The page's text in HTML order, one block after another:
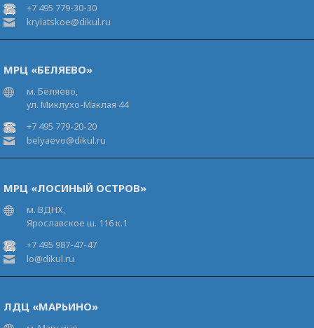
+7 495 779-30-30
krylatskoe@dikul.ru
МРЦ «БЕЛЯЕВО»
м. Беляево,
ул. Миклухо-Маклая 44
+7 495 779-20-20
belyaevo@dikul.ru
МРЦ «ЛОСИНЫЙ ОСТРОВ»
м. ВДНХ,
Ярославское ш. 116 к.1
+7 495 987-47-47
lo@dikul.ru
ЛДЦ «МАРЬИНО»